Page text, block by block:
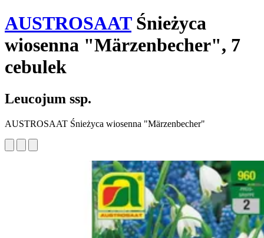
AUSTROSAATŚnieżyca
wiosenna "Märzenbecher", 7
cebulek
Leucojum ssp.
AUSTROSAAT Śnieżyca wiosenna "Märzenbecher"